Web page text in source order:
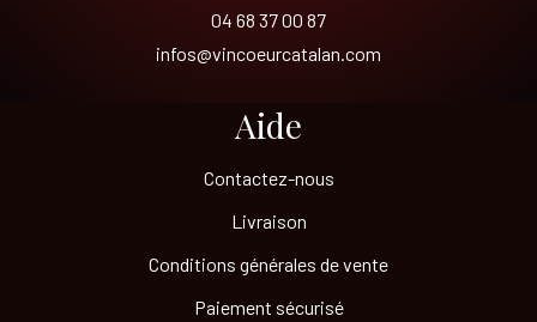
04 68 37 00 87
infos@vincoeurcatalan.com
Aide
Contactez-nous
Livraison
Conditions générales de vente
Paiement sécurisé